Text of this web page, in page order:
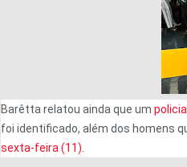
Barêtta relatou ainda que um
foi identificado, além dos homens
sexta-feira (11).